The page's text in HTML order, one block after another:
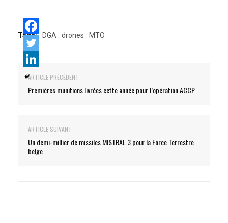
Tags: DGA drones MTO
ARTICLE PRÉCÉDENT
Premières munitions livrées cette année pour l’opération ACCP
ARTICLE SUIVANT
Un demi-millier de missiles MISTRAL 3 pour la Force Terrestre
belge